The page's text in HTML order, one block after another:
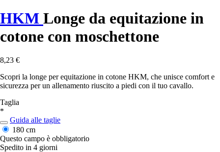
HKM Longe da equitazione in
cotone con moschettone
8,23 €
Scopri la longe per equitazione in cotone HKM, che unisce comfort e
sicurezza per un allenamento riuscito a piedi con il tuo cavallo.
Taglia
*
Guida alle taglie
180 cm
Questo campo è obbligatorio
Spedito in 4 giorni